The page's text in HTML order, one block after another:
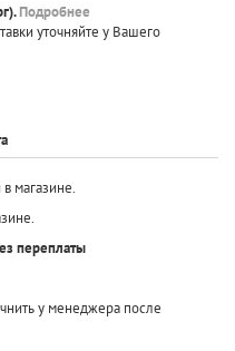
Подробнее
уточняйте у Вашего
магазине.
переплаты
у менеджера после